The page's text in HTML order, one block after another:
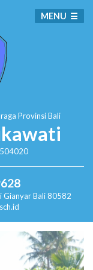
Provinsi Bali
Gianyar Bali 80582
MENU